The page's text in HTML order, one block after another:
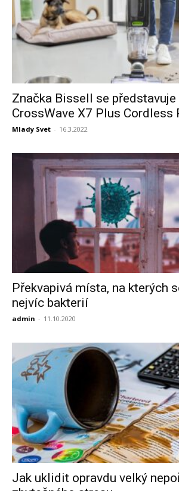
Značka Bissell se představuje
CrossWave X7 Plus Cordless
Mlady Svet - 16.3.2022
Překvapivá místa, na kterých
nejvíc bakterií
admin - 11.10.2020
Jak uklidit opravdu velký